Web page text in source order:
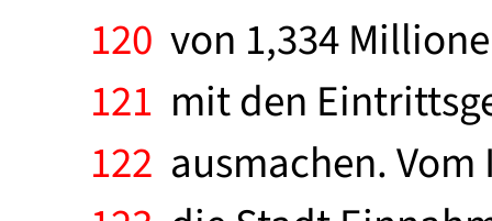
120 von 1,334
121 mit den
122 ausmachen.